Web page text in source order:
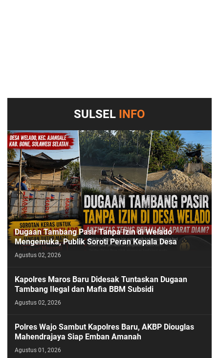
SULSEL INFO
Dugaan Tambang Pasir Tanpa Izin di Welado
Mengemuka, Publik Soroti Peran Kepala Desa
Agustus 02, 2026
Kapolres Maros Baru Didesak Tuntaskan Dugaan
Tambang Ilegal dan Mafia BBM Subsidi
Agustus 02, 2026
Polres Wajo Sambut Kapolres Baru, AKBP Diouglas
Mahendrajaya Siap Emban Amanah
Agustus 01, 2026